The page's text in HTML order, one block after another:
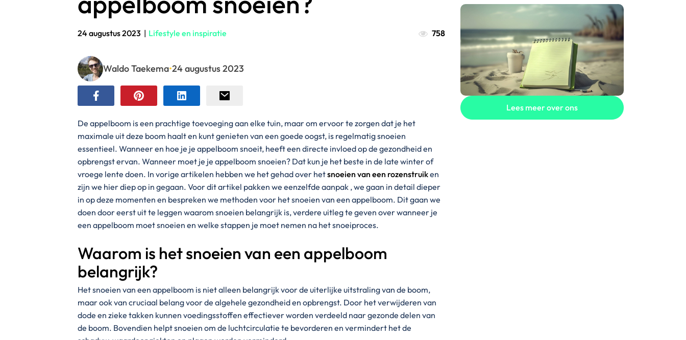
24 augustus 2023 | Lifestyle en inspiratie 758
Waldo Taekema•24 augustus 2023
De appelboom is een prachtige toevoeging aan elke tuin, maar om ervoor te zorgen dat je het
maximale uit deze boom haalt en kunt genieten van een goede oogst, is regelmatig snoeien
essentieel. Wanneer en hoe je je appelboom snoeit, heeft een directe invloed op de gezondheid en
opbrengst ervan. Wanneer moet je je appelboom snoeien? Dat kun je het beste in de late winter of
vroege lente doen. In vorige artikelen hebben we het gehad over hetsnoeien van een rozenstruiken
zijn we hier diep op in gegaan. Voor dit artikel pakken we eenzelfde aanpak , we gaan in detail dieper
in op deze momenten en bespreken we methoden voor het snoeien van een appelboom. Dit gaan we
doen door eerst uit te leggen waarom snoeien belangrijk is, verdere uitleg te geven over wanneer je
een appelboom moet snoeien en welke stappen je moet nemen na het snoeiproces.
Waarom is het snoeien van een appelboom
belangrijk?
Het snoeien van een appelboom is niet alleen belangrijk voor de uiterlijke uitstraling van de boom,
maar ook van cruciaal belang voor de algehele gezondheid en opbrengst. Door het verwijderen van
dode en zieke takken kunnen voedingsstoffen effectiever worden verdeeld naar gezonde delen van
de boom. Bovendien helpt snoeien om de luchtcirculatie te bevorderen en vermindert het de
Lees meer over ons